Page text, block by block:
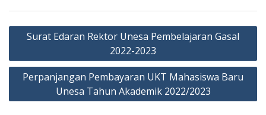
Navigasi
Surat Edaran Rektor Unesa Pembelajaran Gasal
2022-2023
Perpanjangan Pembayaran UKT Mahasiswa Baru
Unesa Tahun Akademik 2022/2023